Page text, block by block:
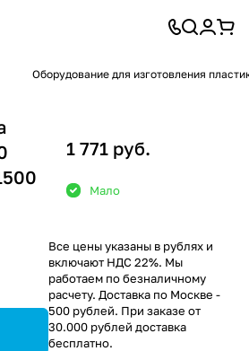
Оборудование для изготовления
1 771 руб.
Мало
Все цены указаны в рублях и
включают НДС 22%. Мы
работаем по безналичному
расчету. Доставка по Москве -
500 рублей. При заказе от
30.000 рублей доставка
бесплатно.